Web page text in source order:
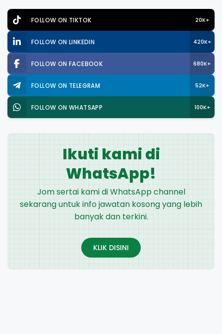
FOLLOW ON TIKTOK 20K+
FOLLOW ON LINKEDIN 420K+
FOLLOW ON FACEBOOK 680K+
FOLLOW ON TELEGRAM 52K+
FOLLOW ON WHATSAPP 100K+
Ikuti kami di
WhatsApp!
Jom sertai kami di WhatsApp channel
sekarang untuk info jawatan kosong yang lebih
banyak dan terkini.
KLIK DISINI